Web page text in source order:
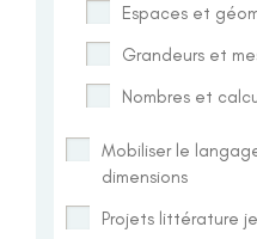
Espaces et
Grandeurs et
Nombres et
Mobiliser le
dimensions
Projets littérature